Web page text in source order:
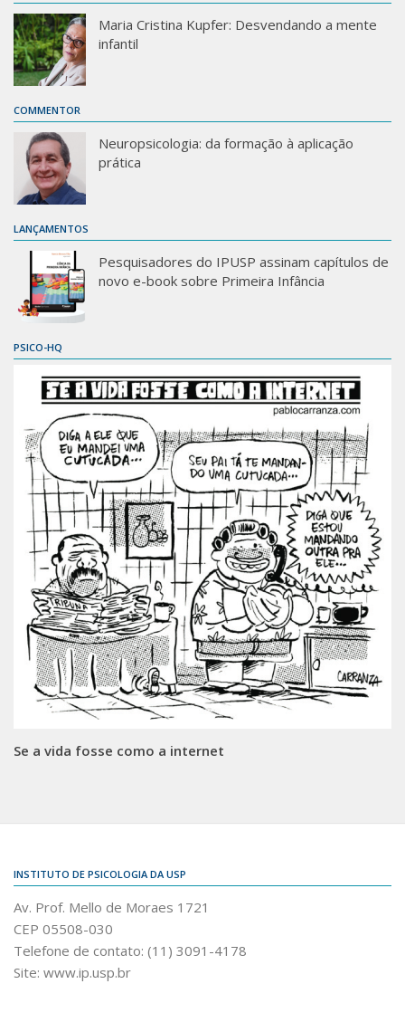
Maria Cristina Kupfer: Desvendando a mente
infantil
COMMENTOR
Neuropsicologia: da formação à aplicação
prática
LANÇAMENTOS
Pesquisadores do IPUSP assinam capítulos de
novo e-book sobre Primeira Infância
PSICO-HQ
Se a vida fosse como a internet
INSTITUTO DE PSICOLOGIA DA USP
Av. Prof. Mello de Moraes 1721
CEP 05508-030
Telefone de contato: (11) 3091-4178
Site: www.ip.usp.br